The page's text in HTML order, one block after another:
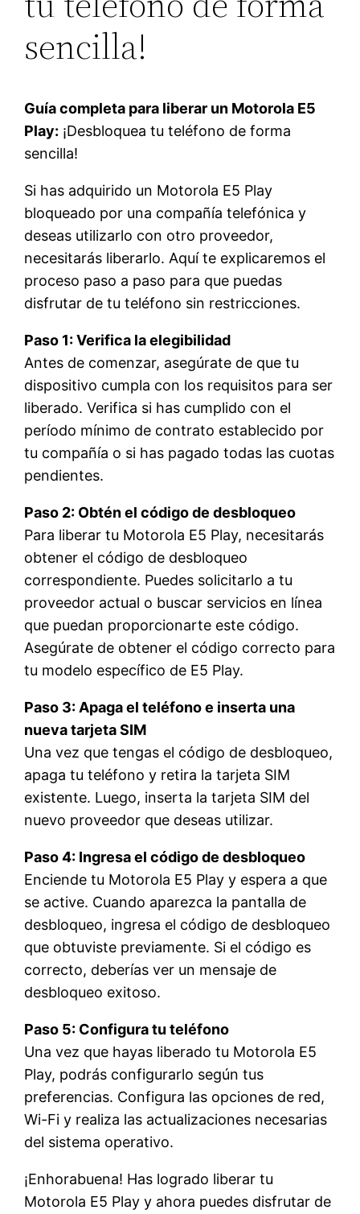
sencilla!
Guía completa para liberar un Motorola E5
Play: ¡Desbloquea tu teléfono de forma
sencilla!
Si has adquirido un Motorola E5 Play
bloqueado por una compañía telefónica y
deseas utilizarlo con otro proveedor,
necesitarás liberarlo. Aquí te explicaremos el
proceso paso a paso para que puedas
disfrutar de tu teléfono sin restricciones.
Paso 1: Verifica la elegibilidad
Antes de comenzar, asegúrate de que tu
dispositivo cumpla con los requisitos para ser
liberado. Verifica si has cumplido con el
período mínimo de contrato establecido por
tu compañía o si has pagado todas las cuotas
pendientes.
Paso 2: Obtén el código de desbloqueo
Para liberar tu Motorola E5 Play, necesitarás
obtener el código de desbloqueo
correspondiente. Puedes solicitarlo a tu
proveedor actual o buscar servicios en línea
que puedan proporcionarte este código.
Asegúrate de obtener el código correcto para
tu modelo específico de E5 Play.
Paso 3: Apaga el teléfono e inserta una
nueva tarjeta SIM
Una vez que tengas el código de desbloqueo,
apaga tu teléfono y retira la tarjeta SIM
existente. Luego, inserta la tarjeta SIM del
nuevo proveedor que deseas utilizar.
Paso 4: Ingresa el código de desbloqueo
Enciende tu Motorola E5 Play y espera a que
se active. Cuando aparezca la pantalla de
desbloqueo, ingresa el código de desbloqueo
que obtuviste previamente. Si el código es
correcto, deberías ver un mensaje de
desbloqueo exitoso.
Paso 5: Configura tu teléfono
Una vez que hayas liberado tu Motorola E5
Play, podrás configurarlo según tus
preferencias. Configura las opciones de red,
Wi-Fi y realiza las actualizaciones necesarias
del sistema operativo.
¡Enhorabuena! Has logrado liberar tu
Motorola E5 Play y ahora puedes disfrutar de